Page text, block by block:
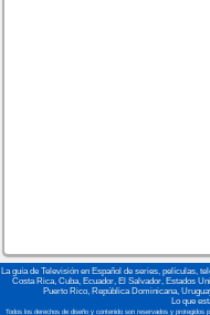
La guía de Televisión en Español de series, películas,
Costa Rica, Cuba, Ecuador, El Salvador, Estados
Puerto Rico, República Dominicana,
Lo que